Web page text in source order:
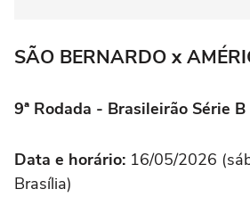
SÃO BERNARDO x
9ª Rodada - Brasileirão Série
Data e horário: 16/05/2026
Brasília)